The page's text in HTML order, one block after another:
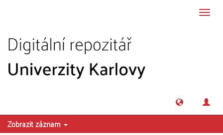
Zobrazit záznam